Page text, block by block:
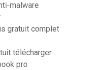
malware
gratuit complet
télécharger
pro